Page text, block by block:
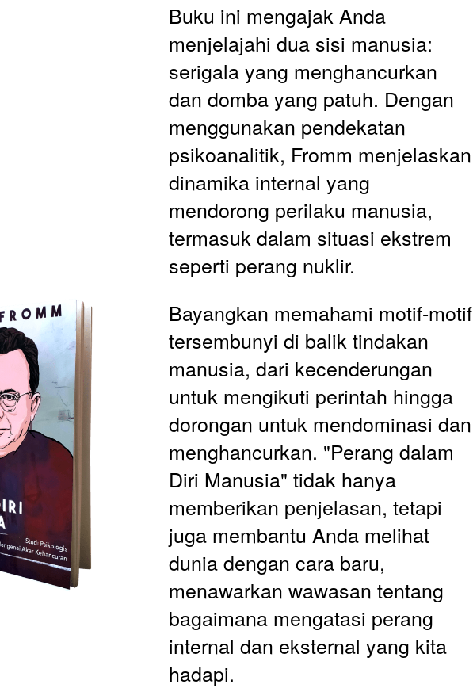
Buku ini mengajak Anda
menjelajahi dua sisi manusia:
serigala yang menghancurkan
dan domba yang patuh. Dengan
menggunakan pendekatan
psikoanalitik, Fromm menjelaskan
dinamika internal yang
mendorong perilaku manusia,
termasuk dalam situasi ekstrem
seperti perang nuklir.
Bayangkan memahami motif-motif
tersembunyi di balik tindakan
manusia, dari kecenderungan
untuk mengikuti perintah hingga
dorongan untuk mendominasi dan
menghancurkan. "Perang dalam
Diri Manusia" tidak hanya
memberikan penjelasan, tetapi
juga membantu Anda melihat
dunia dengan cara baru,
menawarkan wawasan tentang
bagaimana mengatasi perang
internal dan eksternal yang kita
hadapi.